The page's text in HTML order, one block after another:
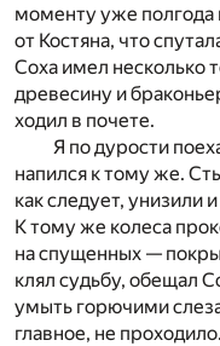
моменту уже полгода
от Костяна, что
Соха имел несколько
древесину и
ходил в почете.
Я по дурости
напился к тому же.
как следует, унизили
К тому же колеса
на спущенных —
клял судьбу, обещал
умыть горючими
главное, не проходило.